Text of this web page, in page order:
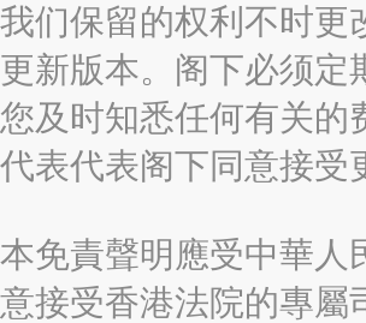
我们保留的权利不时更
更新版本。阁下必须定
您及时知悉任何有关的
代表代表阁下同意接受
本免責聲明應受中華人
意接受香港法院的專屬